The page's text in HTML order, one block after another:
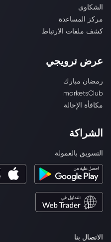
الاتصال بنا
الشكاوى
مركز المساعدة
كشف ملفات الارتباط
عرض ترويجي
رمضان مبارك
marketsClub
مكافأة الإحالة
الشراكة
التسويق بالعمولة